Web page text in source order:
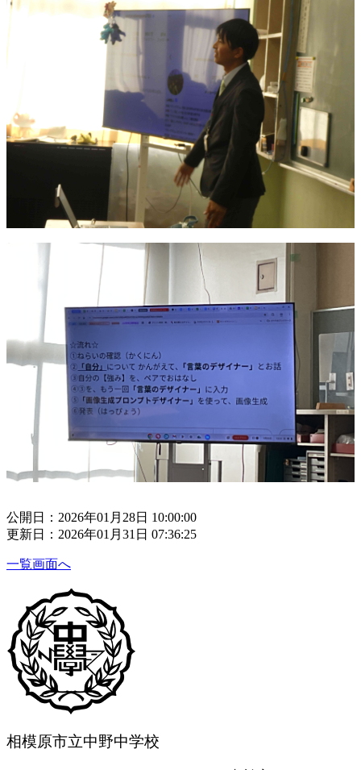
公開日：2026年01月28日 10:00:00
更新日：2026年01月31日 07:36:25
一覧画面へ
相模原市立中野中学校